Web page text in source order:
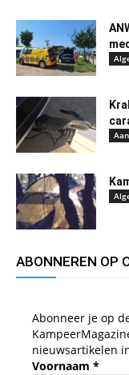
ABONNEREN OP
Abonneer je op
nieuwsartikelen
Voornaam *